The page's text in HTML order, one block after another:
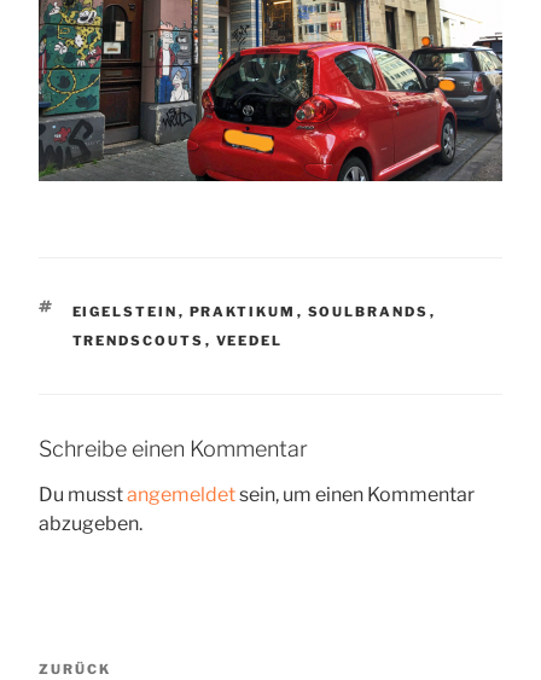
SCHLAGWÖRTER
EIGELSTEIN , PRAKTIKUM , SOULBRANDS ,
TRENDSCOUTS , VEEDEL
Schreibe einen Kommentar
Du musstangemeldetsein, um einen Kommentar
abzugeben.
Vorheriger
ZURÜCK